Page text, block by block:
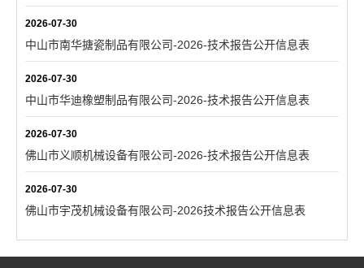
2026-07-30
中山市南华搪瓷制品有限公司-2026-技术报告公开信息表
2026-07-30
中山市华迪橡塑制品有限公司-2026-技术报告公开信息表
2026-07-30
佛山市义顺机械设备有限公司-2026-技术报告公开信息表
2026-07-30
佛山市宇茂机械设备有限公司-2026技术报告公开信息表